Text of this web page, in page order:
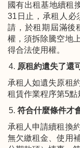
國有出租基地續租
31 日止，承租人
請，於租期屆滿後
權，須拆除騰空地
得合法使用權。
原租約遺失了還
承租人如遺失原租
租賃作業程序第5點
符合什麼條件才
承租人申請續租換
無欠繳租金、使用